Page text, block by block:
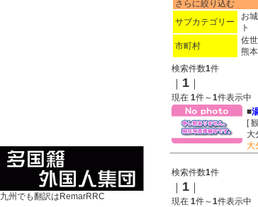
九州でも翻訳はRemarRRC
さらに絞り込む
サブカテゴリー
お城
ト
市町村
佐
熊
検索件数1件
｜ 1 ｜
現在 1件～1件表示中
■
[
大
大
検索件数1件
｜ 1 ｜
現在 1件～1件表示中